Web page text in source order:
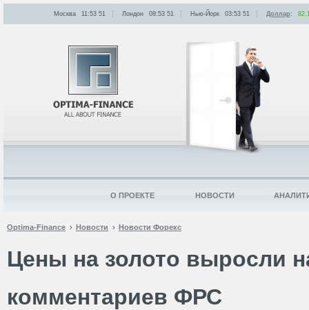
Optima-Finance Новости Новости Форекс
Цены на золото выросли
комментариев ФРС
Москва 11:53: 51 Лондон 08:53: 51 Нью-Йорк 03:53: 51 Доллар:
О ПРОЕКТЕ НОВОСТИ